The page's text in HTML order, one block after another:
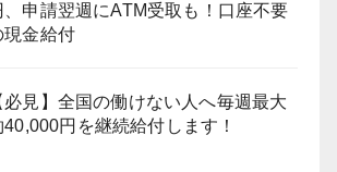
、申請翌週にATM受取も！口座不要
現金給付
必見】全国の働けない人へ毎週最大
40,000円を継続給付します！